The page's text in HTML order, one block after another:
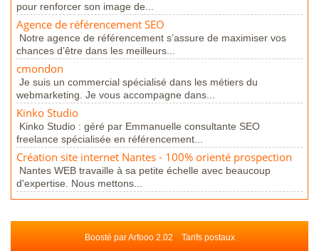
pour renforcer son image de...
Agence de référencement SEO
Notre agence de référencement s’assure de maximiser vos
chances d’être dans les meilleurs...
cmondon
Je suis un commercial spécialisé dans les métiers du
webmarketing. Je vous accompagne dans...
Kinko Studio
Kinko Studio : géré par Emmanuelle consultante SEO
freelance spécialisée en référencement...
Création site internet Nantes - 100% orienté prospection
Nantes WEB travaille à sa petite échelle avec beaucoup
d'expertise. Nous mettons...
Boosté par Arfooo 2.02 Tarifs postaux